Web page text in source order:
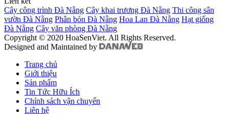
Cây công trình Đà Nẵng Cây khai trương Đà Nẵng Thi công sân
vườn Đà Nẵng Phân bón Đà Nẵng Hoa Lan Đà Nẵng Hạt giống
Đà Nẵng Cây văn phòng Đà Nẵng
Copyright © 2020 HoaSenViet. All Rights Reserved.
Designed and Maintained by
Trang chủ
Giới thiệu
Sản phẩm
Tin Tức Hữu Ích
Chính sách vận chuyển
Liên hệ